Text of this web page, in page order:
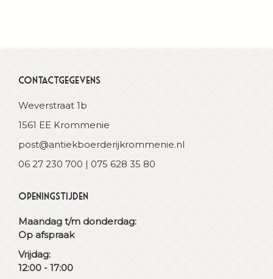
Contactgegevens
Weverstraat 1b
1561 EE Krommenie
post@antiekboerderijkrommenie.nl
06 27 230 700 | 075 628 35 80
Openingstijden
Maandag t/m donderdag:
Op afspraak
Vrijdag:
12:00 - 17:00